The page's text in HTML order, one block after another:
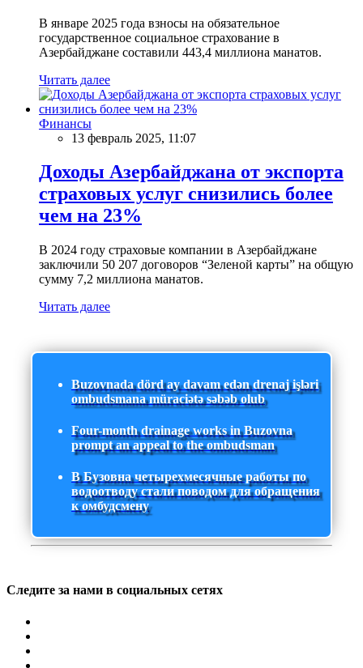
В январе 2025 года взносы на обязательное
государственное социальное страхование в
Азербайджане составили 443,4 миллиона манатов.
Читать далее
Финансы
13 февраль 2025, 11:07
Доходы Азербайджана от экспорта
страховых услуг снизились более
чем на 23%
В 2024 году страховые компании в Азербайджане
заключили 50 207 договоров “Зеленой карты” на общую
сумму 7,2 миллиона манатов.
Читать далее
Buzovnada dörd ay davam edən drenaj işləri
ombudsmana müraciətə səbəb olub
Four-month drainage works in Buzovna
prompt an appeal to the ombudsman
В Бузовна четырехмесячные работы по
водоотводу стали поводом для обращения
к омбудсмену
Следите за нами в социальных сетях